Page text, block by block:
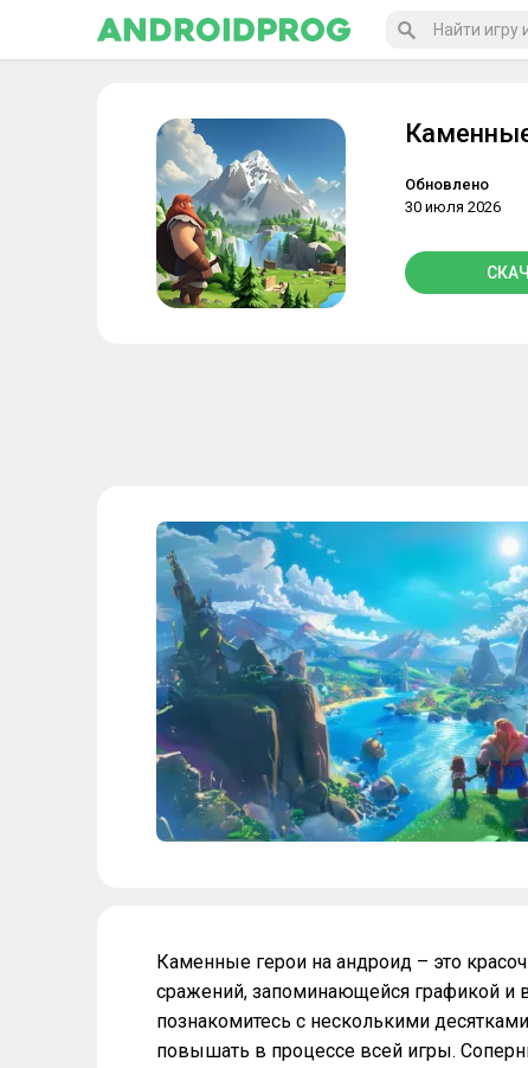
Обновлено
30 июля 2026
Каменные герои на андроид – это
сражений, запоминающейся графикой
познакомитесь с несколькими
повышать в процессе всей игры.